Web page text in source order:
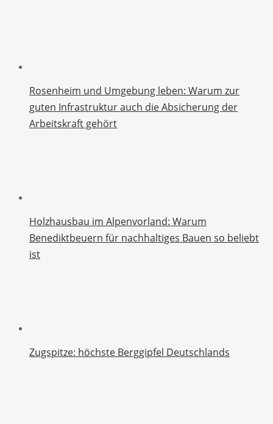
Rosenheim und Umgebung leben: Warum zur
guten Infrastruktur auch die Absicherung der
Arbeitskraft gehört
Holzhausbau im Alpenvorland: Warum
Benediktbeuern für nachhaltiges Bauen so beliebt
ist
Zugspitze: höchste Berggipfel Deutschlands